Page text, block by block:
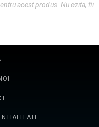
acest produs. Nu ezita, fii